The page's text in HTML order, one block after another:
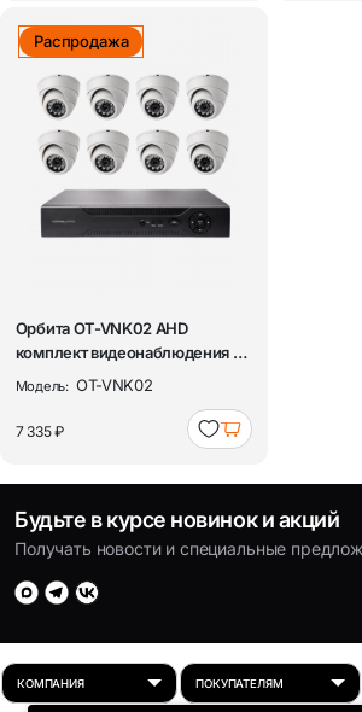
Распродажа
Орбита OT-VNK02 AHD
комплект видеонаблюдения (8
камер, 1080N...
Модель: OT-VNK02
7 335 ₽
Будьте в курсе новинок и акций
Получать новости и специальные